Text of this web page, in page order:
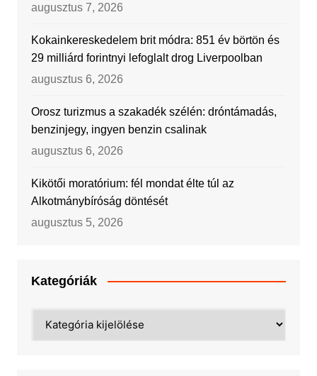
augusztus 7, 2026
Kokainkereskedelem brit módra: 851 év börtön és
29 milliárd forintnyi lefoglalt drog Liverpoolban
augusztus 6, 2026
Orosz turizmus a szakadék szélén: dróntámadás,
benzinjegy, ingyen benzin csalinak
augusztus 6, 2026
Kikötői moratórium: fél mondat élte túl az
Alkotmánybíróság döntését
augusztus 5, 2026
Kategóriák